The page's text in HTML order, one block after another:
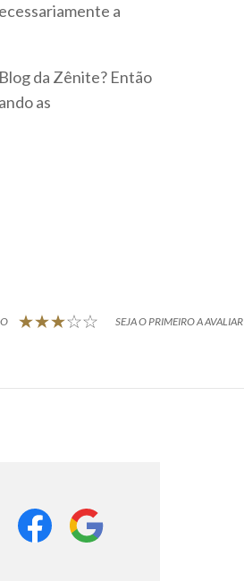
a
da Zênite? Então
as
SEJA O PRIMEIRO A AVALIAR